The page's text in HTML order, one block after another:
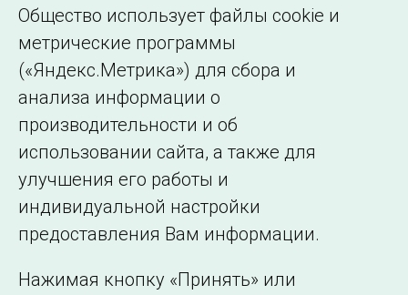
Минэнерго России от 20.12.2022 № 1340.
← Все публикации
Подписаться на новости
©2005–2026 АО «СО ЕЭС»
Филиалы и
представительства
Общество использует файлы cookie и
метрические программы
(«Яндекс.Метрика») для сбора и
анализа информации о
производительности и об
использовании сайта, а также для
улучшения его работы и
индивидуальной настройки
предоставления Вам информации.
Нажимая кнопку «Принять» или